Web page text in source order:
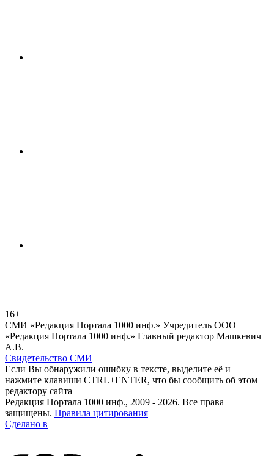
16+
СМИ «Редакция Портала 1000 инф.» Учредитель ООО
«Редакция Портала 1000 инф.» Главный редактор Машкевич
А.В.
Свидетельство СМИ
Если Вы обнаружили ошибку в тексте, выделите её и
нажмите клавиши CTRL+ENTER, что бы сообщить об этом
редактору сайта
Редакция Портала 1000 инф., 2009 - 2026. Все права
защищены. Правила цитирования
Сделано в